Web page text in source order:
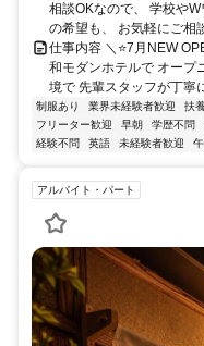
相談OKなので、 学校や
の希望も、 お気軽にご相
仕事内容 ＼⭐7月NEW
和モダンホテルで オープ
境で 先輩スタッフが丁寧
制服あり 業界未経験者歓迎 扶
フリーター歓迎
早朝 学歴不問
経験不問
英語 未経験者歓迎
アルバイト・パート